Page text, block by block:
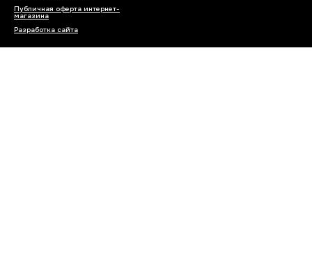
Публичная оферта интернет-
магазина
Разработка сайта